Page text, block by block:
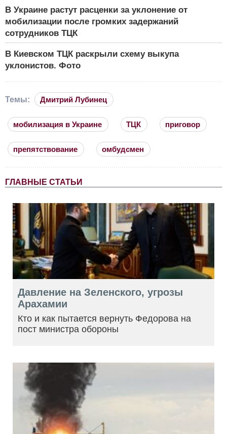
В Украине растут расценки за уклонение от
мобилизации после громких задержаний
сотрудников ТЦК
В Киевском ТЦК раскрыли схему выкупа
уклонистов. Фото
Темы: Дмитрий Лубинец
мобилизация в Украине ТЦК приговор
препятствование омбудсмен
ГЛАВНЫЕ СТАТЬИ
Давление на Зеленского, угрозы
Арахамии
Кто и как пытается вернуть Федорова на
пост министра обороны